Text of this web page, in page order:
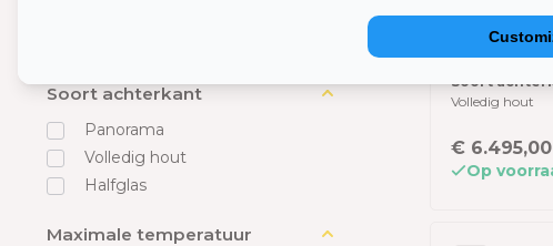
Soort achterkant
Panorama
Volledig hout
Halfglas
Maximale temperatuur
cm
Aantal
6 personen
Soort
Volledig hout
€ 6.495,00
Op